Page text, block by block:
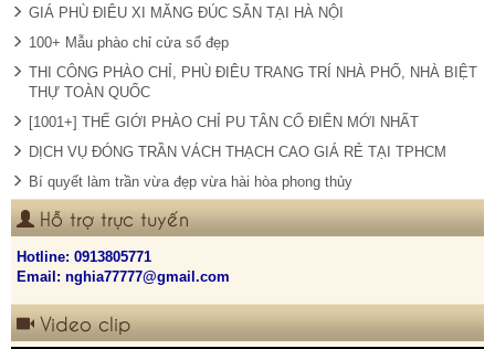
GIÁ PHÙ ĐIÊU XI MĂNG ĐÚC SẴN TẠI HÀ NỘI
100+ Mẫu phào chỉ cửa sổ đẹp
THI CÔNG PHÀO CHỈ, PHÙ ĐIÊU TRANG TRÍ NHÀ PHỐ, NHÀ BIỆT
THỰ TOÀN QUỐC
[1001+] THẾ GIỚI PHÀO CHỈ PU TÂN CỔ ĐIỂN MỚI NHẤT
DỊCH VỤ ĐÓNG TRẦN VÁCH THẠCH CAO GIÁ RẺ TẠI TPHCM
Bí quyết làm trần vừa đẹp vừa hài hòa phong thủy
Hỗ trợ trực tuyến
Hotline: 0913805771
Email: nghia77777@gmail.com
Video clip